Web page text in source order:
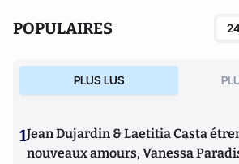
POPULAIRES
PLUS LUS
1Jean Dujardin & Laetitia Casta
nouveaux amours, Vanessa